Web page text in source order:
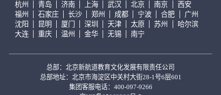
杭州 青岛 济南 上海 武汉 北京 南京
西安
福州
石家庄 长沙 郑州 成都 宁波 合肥
广州
沈阳
昆明 厦门 深圳 天津 太原 苏州
哈尔滨
大连
重庆 温州 金华 无锡 南宁
总部：北京新航道教育文化发展有限责任公司
总部地址：北京市海淀区中关村大街28-1号6层601
集团客服电话：400-097-9266